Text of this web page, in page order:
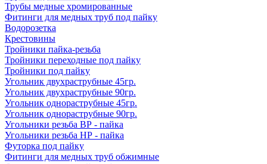
Трубы медные хромированные
Фитинги для медных труб под пайку
Водорозетка
Крестовины
Тройники пайка-резьба
Тройники переходные под пайку
Тройники под пайку
Угольник двухраструбные 45гр.
Угольник двухраструбные 90гр.
Угольник однораструбные 45гр.
Угольник однораструбные 90гр.
Угольники резьба ВР - пайка
Угольники резьба НР - пайка
Футорка под пайку
Фитинги для медных труб обжимные